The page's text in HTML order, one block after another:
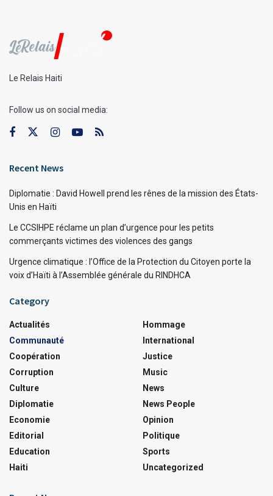
Le Relais Haiti
Follow us on social media:
Recent News
Diplomatie : David Howell prend les rênes de la mission des États-
Unis en Haïti
Le CCSIHPE réclame un plan d’urgence pour les petits
commerçants victimes des violences des gangs
Urgence climatique : l’Office de la Protection du Citoyen porte la
voix d’Haïti à l’Assemblée générale du RINDHCA
Category
Actualités
Communauté
Coopération
Corruption
Culture
Diplomatie
Economie
Editorial
Education
Haiti
Hommage
International
Justice
Music
News
News People
Opinion
Politique
Sports
Uncategorized